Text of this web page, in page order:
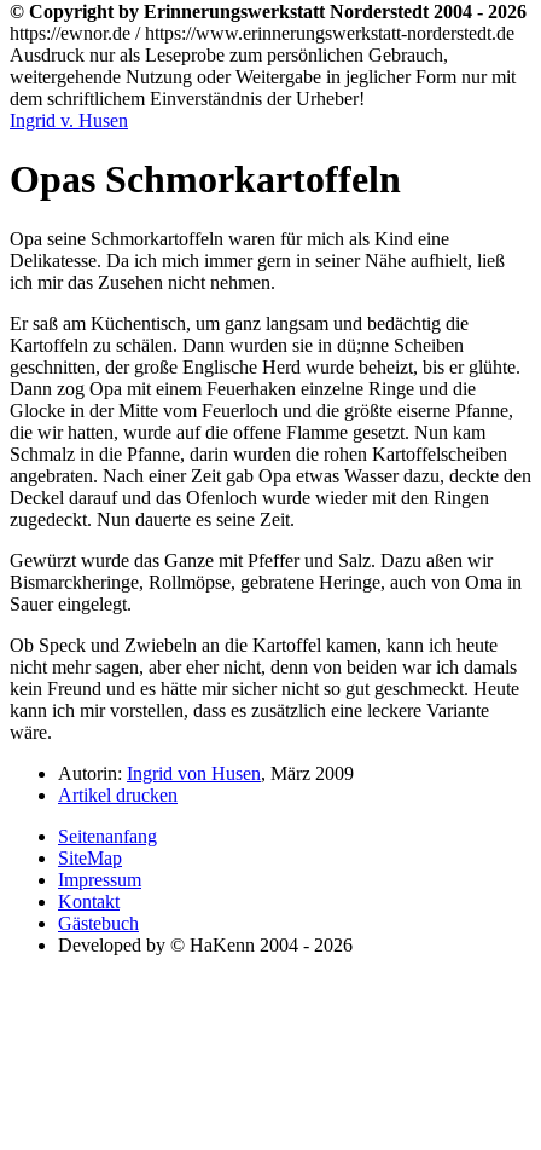
© Copyright by Erinnerungswerkstatt Norderstedt 2004 - 2026
https://ewnor.de / https://www.erinnerungswerkstatt-norderstedt.de
Ausdruck nur als Leseprobe zum persönlichen Gebrauch,
weitergehende Nutzung oder Weitergabe in jeglicher Form nur mit
dem schriftlichem Einverständnis der Urheber!
Ingrid v. Husen
Opas Schmorkartoffeln
Opa seine Schmorkartoffeln waren für mich als Kind eine
Delikatesse. Da ich mich immer gern in seiner Nähe aufhielt, ließ
ich mir das Zusehen nicht nehmen.
Er saß am Küchentisch, um ganz langsam und bedächtig die
Kartoffeln zu schälen. Dann wurden sie in dü;nne Scheiben
geschnitten, der große Englische Herd wurde beheizt, bis er glühte.
Dann zog Opa mit einem Feuerhaken einzelne Ringe und die
Glocke in der Mitte vom Feuerloch und die größte eiserne Pfanne,
die wir hatten, wurde auf die offene Flamme gesetzt. Nun kam
Schmalz in die Pfanne, darin wurden die rohen Kartoffelscheiben
angebraten. Nach einer Zeit gab Opa etwas Wasser dazu, deckte den
Deckel darauf und das Ofenloch wurde wieder mit den Ringen
zugedeckt. Nun dauerte es seine Zeit.
Gewürzt wurde das Ganze mit Pfeffer und Salz. Dazu aßen wir
Bismarckheringe, Rollmöpse, gebratene Heringe, auch von Oma in
Sauer eingelegt.
Ob Speck und Zwiebeln an die Kartoffel kamen, kann ich heute
nicht mehr sagen, aber eher nicht, denn von beiden war ich damals
kein Freund und es hätte mir sicher nicht so gut geschmeckt. Heute
kann ich mir vorstellen, dass es zusätzlich eine leckere Variante
wäre.
Autorin: Ingrid von Husen, März 2009
Artikel drucken
Seitenanfang
SiteMap
Impressum
Kontakt
Gästebuch
Developed by © HaKenn 2004 - 2026